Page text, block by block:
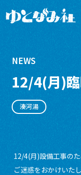
NEWS
12/4(月)
湊河湯
12/4(月)設備工事の
ご迷惑をおかけいた